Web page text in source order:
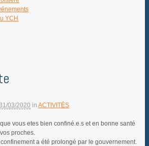
YCH
03/2020 in ACTIVITÉS
vous etes bien confiné.e.s et en bonne santé
proches.
a été prolongé par le gouvernement.